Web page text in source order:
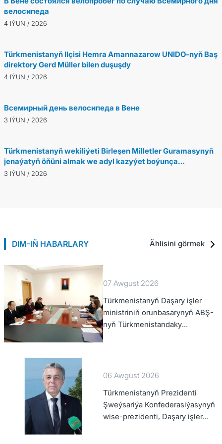
велосипеда
4 IÝUN / 2026
Türkmenistanyň Ilçisi Hemra Amannazarow UNIDO-nyň Baş
direktory Gerd Müller bilen duşuşdy
4 IÝUN / 2026
Всемирный день велосипеда в Вене
3 IÝUN / 2026
Türkmenistanyň wekiliýeti Birleşen Milletler Guramasynyň
jenaýatyň öňüni almak we adyl kazyýet boýunça
komissiýasynyň mejlisine gatnaşýar
3 IÝUN / 2026
DIM-IŇ HABARLARY Ählisini görmek
07 Awgust 2026
Türkmenistanyň Daşary işler
ministriniň orunbasarynyň ABŞ-
nyň Türkmenistandaky
wagtlaýyn işler ynanylan wekili
06 Awgust 2026
Türkmenistanyň Prezidenti
Şweýsariýa Konfederasiýasynyň
wise-prezidenti, Daşary işler